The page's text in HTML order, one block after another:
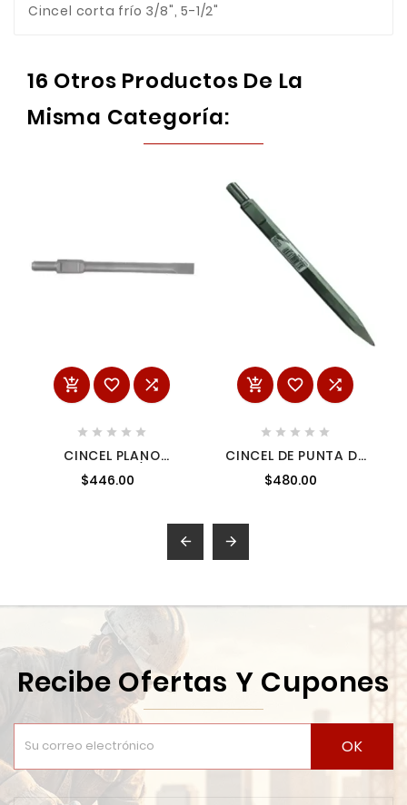
Cincel corta frío 3/8", 5-1/2"
16 Otros Productos De La
Misma Categoría:
  
    
CINCEL PLANO
HEXAGONAL 1 1/8" 400
MM 30 MM MAKITA
$446.00
  
    
CINCEL DE PUNTA DE
12" MILWAUKEE
48622000
$480.00
 
Recibe Ofertas Y Cupones
OK